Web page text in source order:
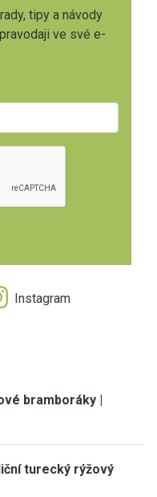
tipy a návody
ve své e-
Instagram
bramboráky |
turecký rýžový